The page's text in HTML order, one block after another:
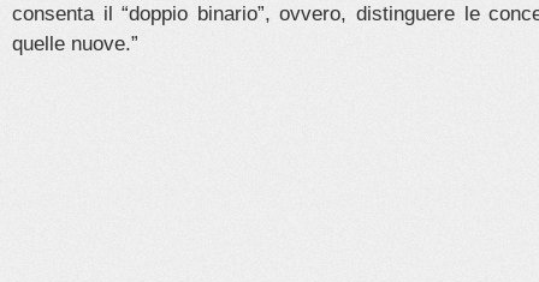
consenta il “doppio binario”, ovvero, distinguere le
quelle nuove.”